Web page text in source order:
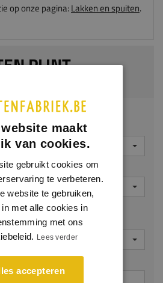
op onze pagina:Lakken en spuiten.
PLINT
| MDF v313
website maakt
van cookies.
gebruikt cookies om
te verbeteren.
website te gebruiken,
met alle cookies in
met ons
Lees verder
accepteren